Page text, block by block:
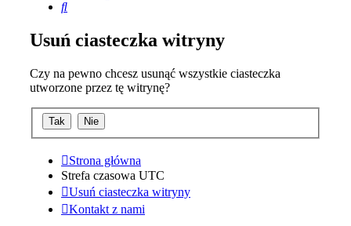
Szukaj
Usuń ciasteczka witryny
Czy na pewno chcesz usunąć wszystkie ciasteczka
utworzone przez tę witrynę?
Strona główna
Strefa czasowa UTC
Usuń ciasteczka witryny
Kontakt z nami